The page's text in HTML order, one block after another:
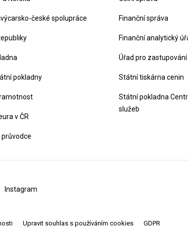
české spolupráce
pokladny
v ČR
průvodce
Finanční správa
Finanční analytický
Úřad pro
Státní tiskárna cenin
Státní pokladna
služeb
Instagram
Upravit souhlas s používáním cookies GDPR